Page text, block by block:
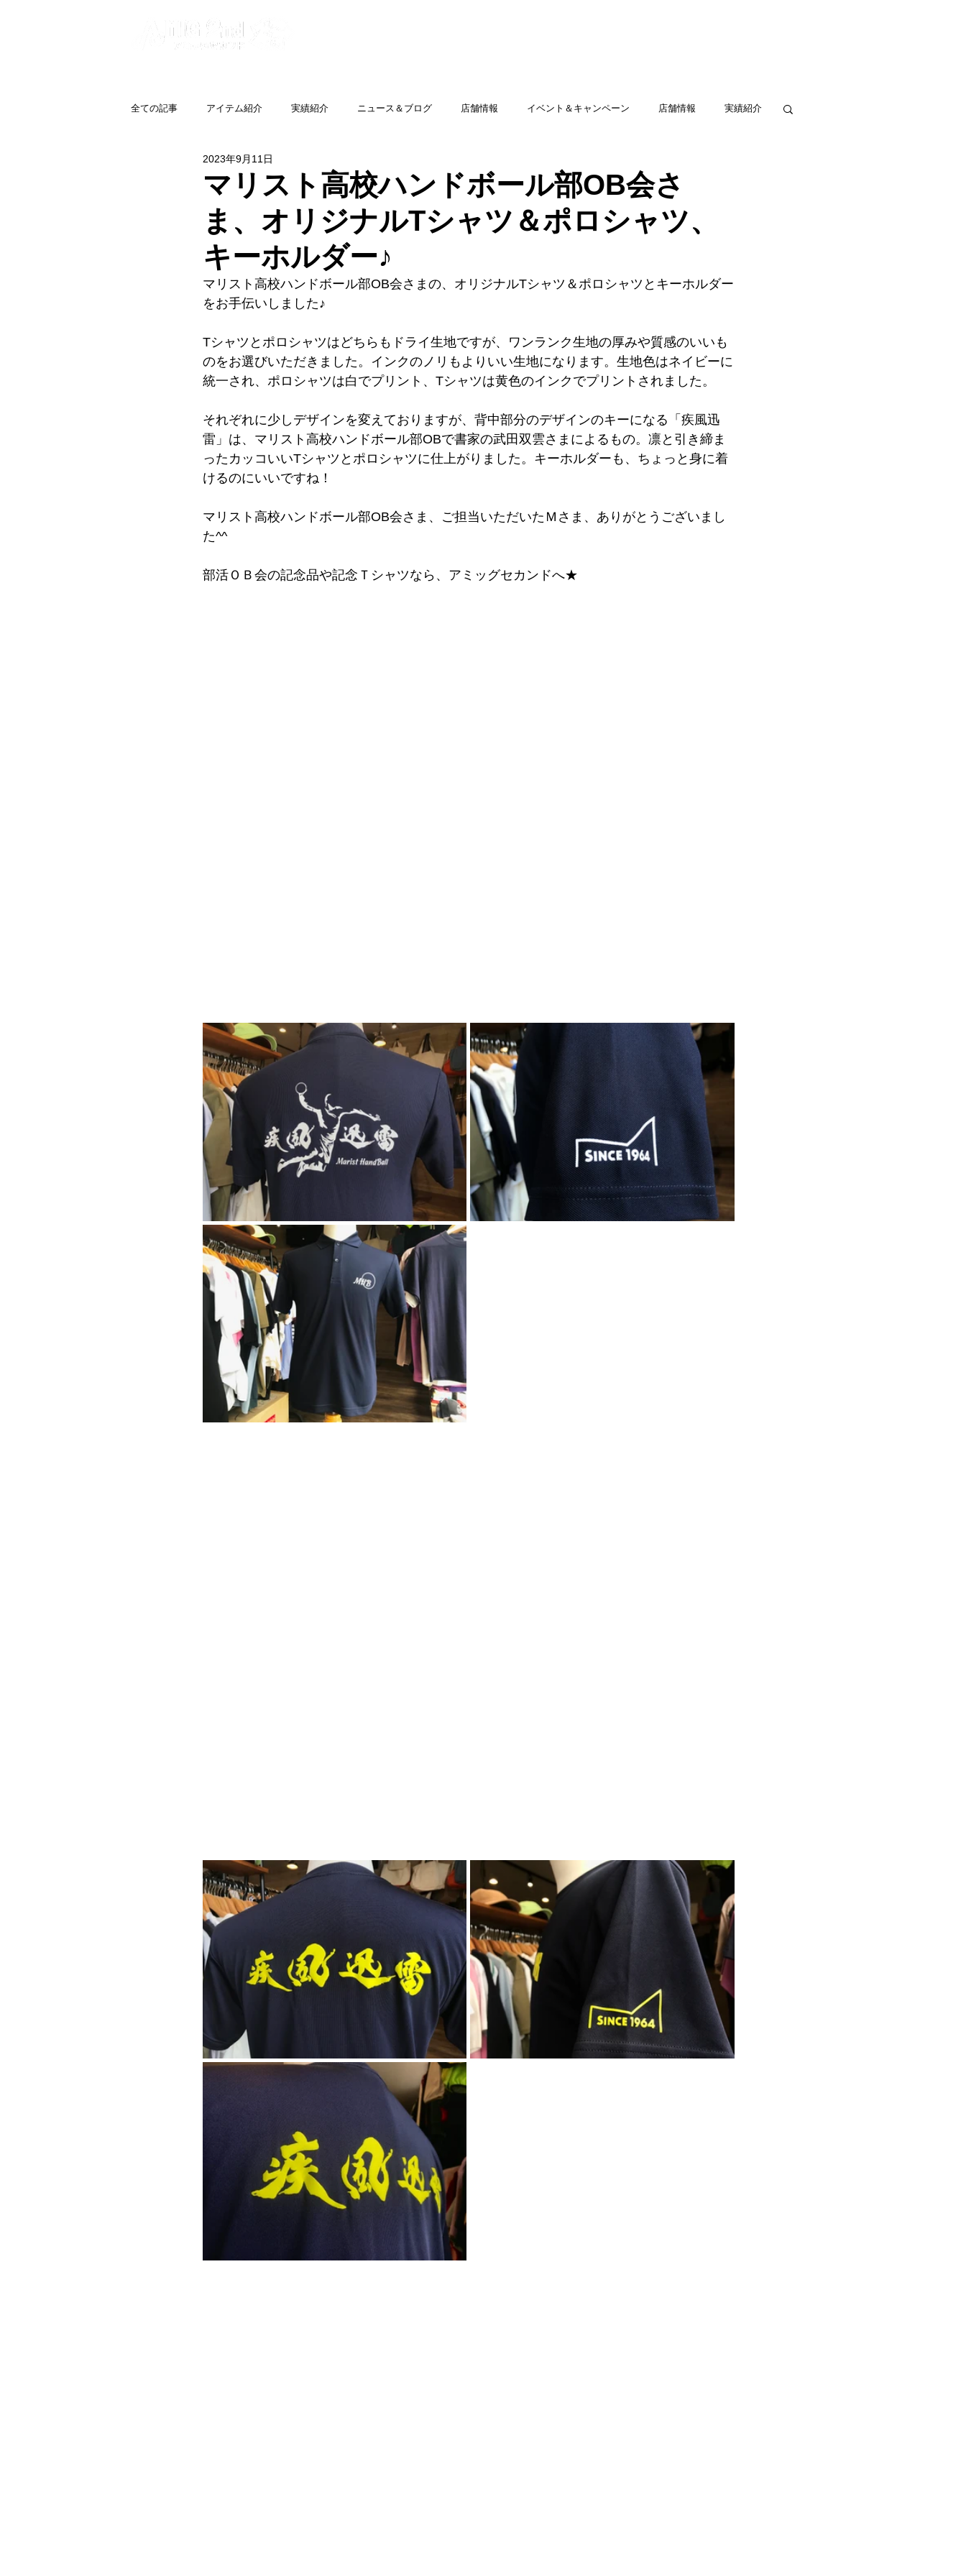
全ての記事 アイテム紹介 実績紹介 ニュース＆ブログ 店舗情報 イベント＆キャンペーン 店舗情報 実績紹介
マリスト高校ハンドボール部OB会さ
ま、オリジナルTシャツ＆ポロシャツ、
キーホルダー♪
2023年9月11日
マリスト高校ハンドボール部OB会さまの、オリジナルTシャツ＆ポロシャツとキーホルダー
をお手伝いしました♪
Tシャツとポロシャツはどちらもドライ生地ですが、ワンランク生地の厚みや質感のいいも
のをお選びいただきました。インクのノリもよりいい生地になります。生地色はネイビーに
統一され、ポロシャツは白でプリント、Tシャツは黄色のインクでプリントされました。
それぞれに少しデザインを変えておりますが、背中部分のデザインのキーになる「疾風迅
雷」は、マリスト高校ハンドボール部OBで書家の武田双雲さまによるもの。凛と引き締ま
ったカッコいいTシャツとポロシャツに仕上がりました。キーホルダーも、ちょっと身に着
けるのにいいですね！
マリスト高校ハンドボール部OB会さま、ご担当いただいたＭさま、ありがとうございまし
た^^
部活ＯＢ会の記念品や記念Ｔシャツなら、アミッグセカンドへ★